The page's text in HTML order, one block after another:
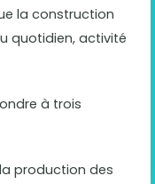
la construction
quotidien, activité
à trois
production des